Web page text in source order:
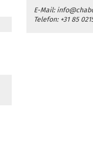
E-Mail:
Telefon: +31 85